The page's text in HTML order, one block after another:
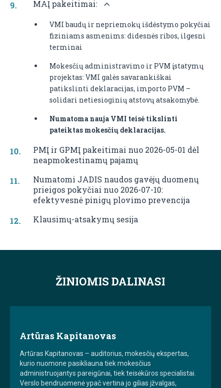
MAĮ pakeitimai:
VMI baudų ir nepriemokų išdėstymo pokyčiai
fiziniams asmenims: didesnės ribos, ilgesni
terminai
Mokesčių administravimo ir PVM įstatymų
projektas: VMI galės savarankiškai
patikslinti deklaracijas, importo PVM –
solidari netiesioginių atstovų atsakomybė.
Numatoma nauja VMI teisė tikslinti
pateiktas mokesčių deklaracijas.
PMĮ ir GPMĮ pakeitimai nuo 2026-05-01 dėl
neapmokestinamų pajamų
Numatomi JADIS naudos gavėjų duomenų
prieigos pokyčiai nuo 2026-07-10:
efektyvesnė pinigų plovimo prevencija
Klausimų-atsakymų sesija
ŽINIOMIS DALINASI
Artūras Kapitanovas
Artūras Kapitanovas – auditorius, mokesčių ekspertas,
kurio nuomone pasikliauna tiek mokesčius
administruojantys pareigūnai, tiek teisėkūros specialistai.
Verslo bendruomenė ypač vertina jo gilias įžvalgas,